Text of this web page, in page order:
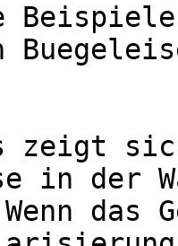
zeigt
in der